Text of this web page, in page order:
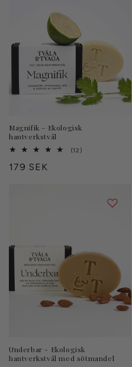
Magnifik - Ekologisk
hantverkstvål
(12)12
Ordinarie
179 SEK
Underbar - Ekologisk
hantverkstvål med sötmandel